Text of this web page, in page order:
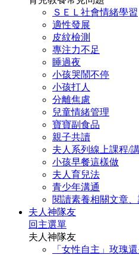
ＳＥＬ社會情緒學習
適性發展
皮紋檢測
專注力不足
睡過夜
小孩哭鬧不停
小孩打人
分離焦慮
兒童情緒管理
寶寶副食品
親子共讀
夫人系列線上課程/
小孩早餐這樣做
夫人育兒法
青少年溝通
閱讀素養相關文章
夫人神隊友
回主選單
夫人神隊友
「女性自主」玫瑰